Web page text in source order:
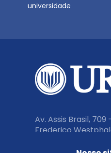
universidade
Av. Assis Brasil,
Frederico